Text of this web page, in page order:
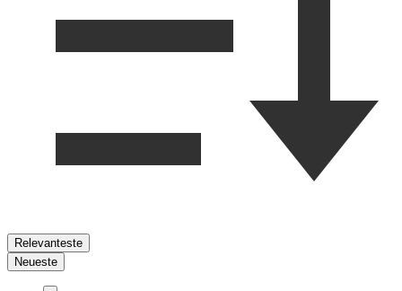
Relevanteste
Neueste